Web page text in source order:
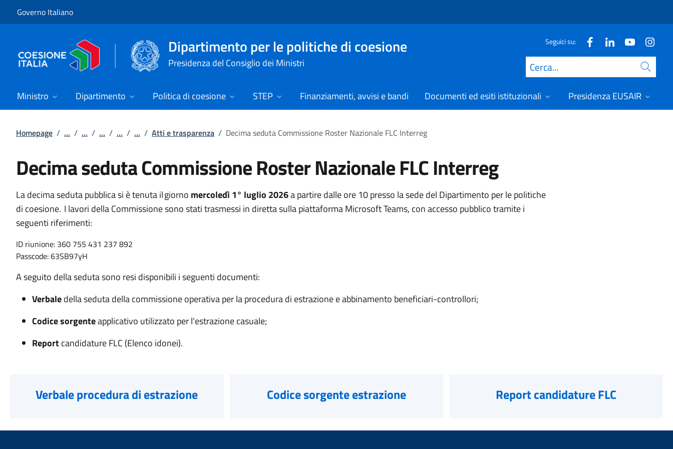
Governo Italiano
Dipartimento per le politiche di coesione
Presidenza del Consiglio dei Ministri
Seguici su:
Cerca
Ministro Dipartimento Politica di coesione STEP Finanziamenti, avvisi e bandi Documenti ed esiti istituzionali Presidenza EUSAIR
Homepage / ... / ... / ... / ... / ... / Atti e trasparenza / Decima seduta Commissione Roster Nazionale FLC Interreg
Decima seduta Commissione Roster Nazionale FLC Interreg
La decima seduta pubblica si è tenuta il giorno mercoledì 1° luglio 2026a partire dalle ore 10 presso la sede del Dipartimento per le politiche
di coesione. I lavori della Commissione sono stati trasmessi in diretta sulla piattaforma Microsoft Teams, con accesso pubblico tramite i
seguenti riferimenti:
ID riunione: 360 755 431 237 892
Passcode: 63SB97yH
A seguito della seduta sono resi disponibili i seguenti documenti:
Verbaledella seduta della commissione operativa per la procedura di estrazione e abbinamento beneficiari-controllori;
Codice sorgenteapplicativo utilizzato per l'estrazione casuale;
Reportcandidature FLC (Elenco idonei).
Verbale procedura di estrazione Codice sorgente estrazione Report candidature FLC